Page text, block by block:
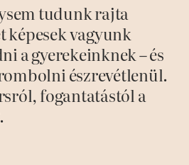
tudunk rajta
vagyunk
a gyerekeinknek – és
észrevétlenül.
fogantatástól a